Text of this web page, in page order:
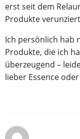
erst seit dem
Produkte
Ich persönlich hab
Produkte, die ich
überzeugend –
lieber Essence